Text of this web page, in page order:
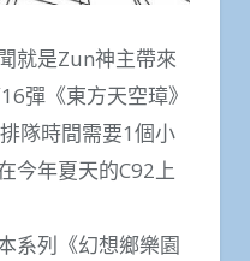
就是Zun神主帶來
彈《東方天空璋》
隊時間需要1個小
今年夏天的C92上
系列《幻想鄉樂園